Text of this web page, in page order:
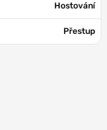
Hostování
Přestup